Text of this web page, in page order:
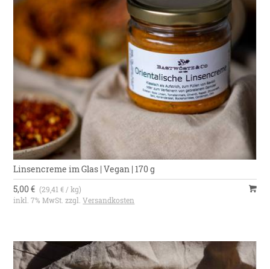
Linsencreme im Glas | Vegan | 170 g
5,00 € (29,41 € / kg)
inkl. 7% MwSt. zzgl.Versandkosten